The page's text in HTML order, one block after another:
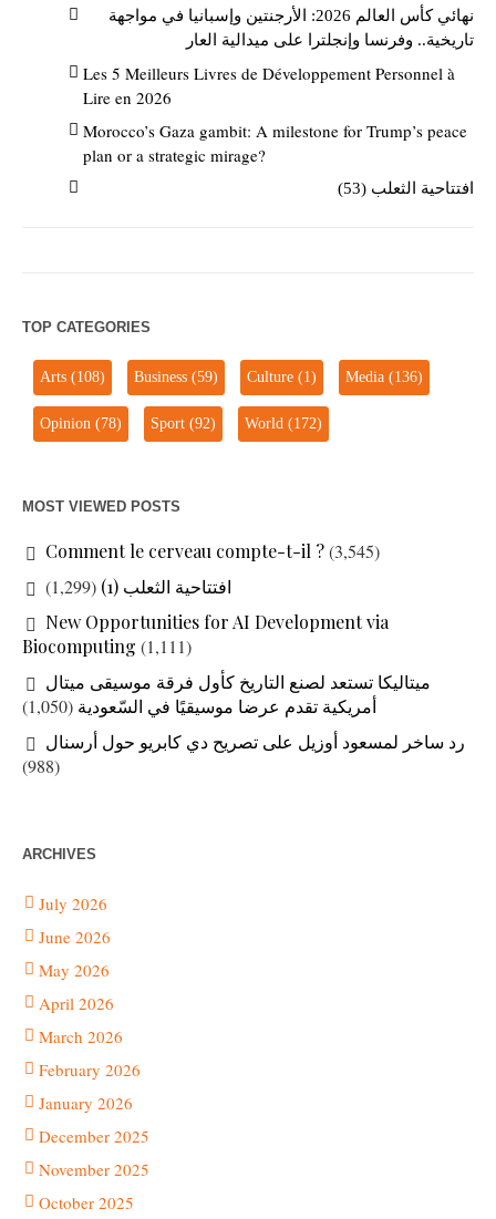
نهائي كأس العالم 2026: الأرجنتين وإسبانيا في مواجهة
تاريخية.. وفرنسا وإنجلترا على ميدالية العار
Les 5 Meilleurs Livres de Développement Personnel à
Lire en 2026
Morocco’s Gaza gambit: A milestone for Trump’s peace
plan or a strategic mirage?
افتتاحية الثعلب (53)
TOP CATEGORIES
Arts (108) Business (59) Culture (1) Media (136)
Opinion (78) Sport (92) World (172)
MOST VIEWED POSTS
Comment le cerveau compte-t-il ?(3,545)
افتتاحية الثعلب (1)
(1,299)
New Opportunities for AI Development via
Biocomputing (1,111)
ميتاليكا تستعد لصنع التاريخ كأول فرقة موسيقى ميتال
أمريكية تقدم عرضا موسيقيًا في السّعودية (1,050)
رد ساخر لمسعود أوزيل على تصريح دي كابريو حول أرسنال
(988)
ARCHIVES
July 2026
June 2026
May 2026
April 2026
March 2026
February 2026
January 2026
December 2025
November 2025
October 2025